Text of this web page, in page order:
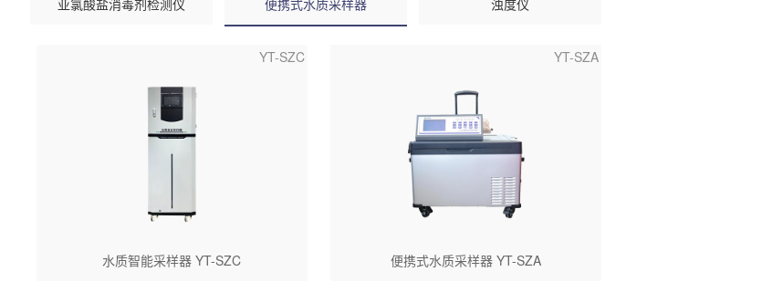
亚氯酸盐消毒剂检测仪 便携式水质采样器 浊度仪
YT-SZC
水质智能采样器 YT-SZC
YT-SZA
便携式水质采样器 YT-SZA